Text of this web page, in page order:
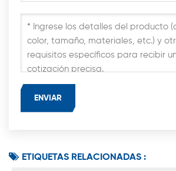
ETIQUETAS RELACIONADAS :